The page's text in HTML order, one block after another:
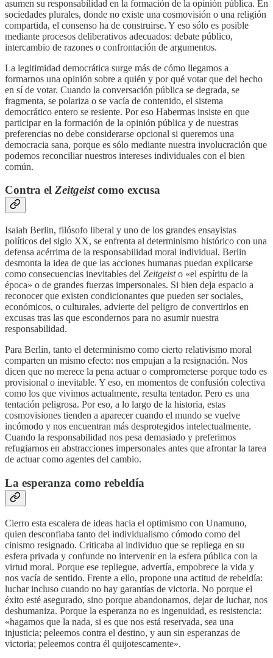
asumen su responsabilidad en la formación de la opinión pública. En
sociedades plurales, donde no existe una cosmovisión o una religión
compartida, el consenso ha de construirse. Y eso sólo es posible
mediante procesos deliberativos adecuados: debate público,
intercambio de razones o confrontación de argumentos.
La legitimidad democrática surge más de cómo llegamos a
formarnos una opinión sobre a quién y por qué votar que del hecho
en sí de votar. Cuando la conversación pública se degrada, se
fragmenta, se polariza o se vacía de contenido, el sistema
democrático entero se resiente. Por eso Habermas insiste en que
participar en la formación de la opinión pública y de nuestras
preferencias no debe considerarse opcional si queremos una
democracia sana, porque es sólo mediante nuestra involucración que
podemos reconciliar nuestros intereses individuales con el bien
común.
Contra el Zeitgeistcomo excusa
Isaiah Berlin, filósofo liberal y uno de los grandes ensayistas
políticos del siglo XX, se enfrenta al determinismo histórico con una
defensa acérrima de la responsabilidad moral individual. Berlin
desmonta la idea de que las acciones humanas puedan explicarse
como consecuencias inevitables del Zeitgeisto «el espíritu de la
época» o de grandes fuerzas impersonales. Si bien deja espacio a
reconocer que existen condicionantes que pueden ser sociales,
económicos, o culturales, advierte del peligro de convertirlos en
excusas tras las que escondernos para no asumir nuestra
responsabilidad.
Para Berlin, tanto el determinismo como cierto relativismo moral
comparten un mismo efecto: nos empujan a la resignación. Nos
dicen que no merece la pena actuar o comprometerse porque todo es
provisional o inevitable. Y eso, en momentos de confusión colectiva
como los que vivimos actualmente, resulta tentador. Pero es una
tentación peligrosa. Por eso, a lo largo de la historia, estas
cosmovisiones tienden a aparecer cuando el mundo se vuelve
incómodo y nos encuentran más desprotegidos intelectualmente.
Cuando la responsabilidad nos pesa demasiado y preferimos
refugiarnos en abstracciones impersonales antes que afrontar la tarea
de actuar como agentes del cambio.
La esperanza como rebeldía
Cierro esta escalera de ideas hacia el optimismo con Unamuno,
quien desconfiaba tanto del individualismo cómodo como del
cinismo resignado. Criticaba al individuo que se repliega en su
esfera privada y confunde no intervenir en la esfera pública con la
virtud moral. Porque ese repliegue, advertía, empobrece la vida y
nos vacía de sentido. Frente a ello, propone una actitud de rebeldía:
luchar incluso cuando no hay garantías de victoria. No porque el
éxito esté asegurado, sino porque abandonarnos, dejar de luchar, nos
deshumaniza. Porque la esperanza no es ingenuidad, es resistencia:
«hagamos que la nada, si es que nos está reservada, sea una
injusticia; peleemos contra el destino, y aun sin esperanzas de
victoria; peleemos contra él quijotescamente».